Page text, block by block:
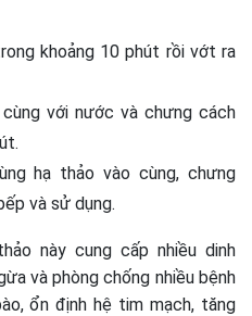
khoảng 10 phút rồi vớt ra
với nước và chưng cách
hạ thảo vào cùng, chưng
và sử dụng.
này cung cấp nhiều dinh
và phòng chống nhiều bệnh
ổn định hệ tim mạch, tăng